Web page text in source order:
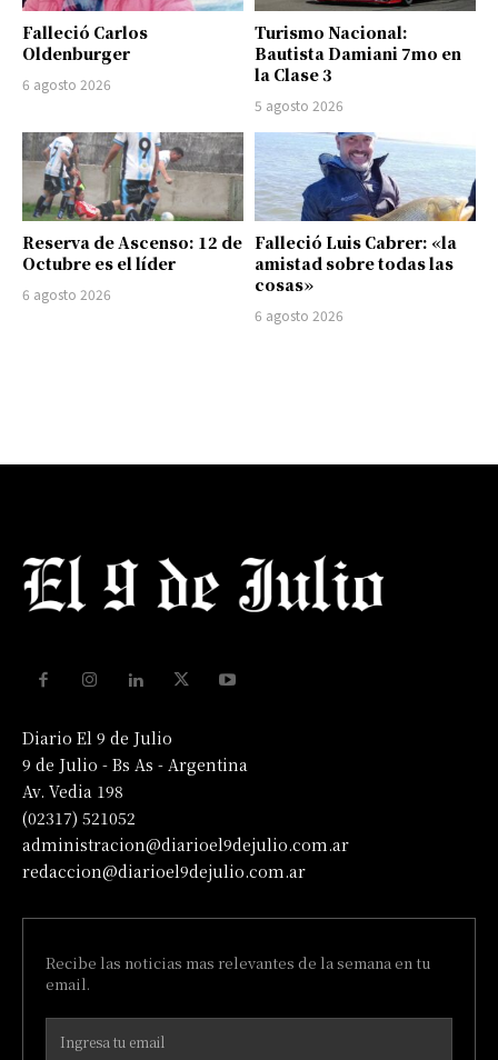
Falleció Carlos
Oldenburger
6 agosto 2026
Turismo Nacional:
Bautista Damiani 7mo en
la Clase 3
5 agosto 2026
Reserva de Ascenso: 12 de
Octubre es el líder
6 agosto 2026
Falleció Luis Cabrer: «la
amistad sobre todas las
cosas»
6 agosto 2026
Diario El 9 de Julio
9 de Julio - Bs As - Argentina
Av. Vedia 198
(02317) 521052
administracion@diarioel9dejulio.com.ar
redaccion@diarioel9dejulio.com.ar
Recibe las noticias mas relevantes de la semana en tu
email.